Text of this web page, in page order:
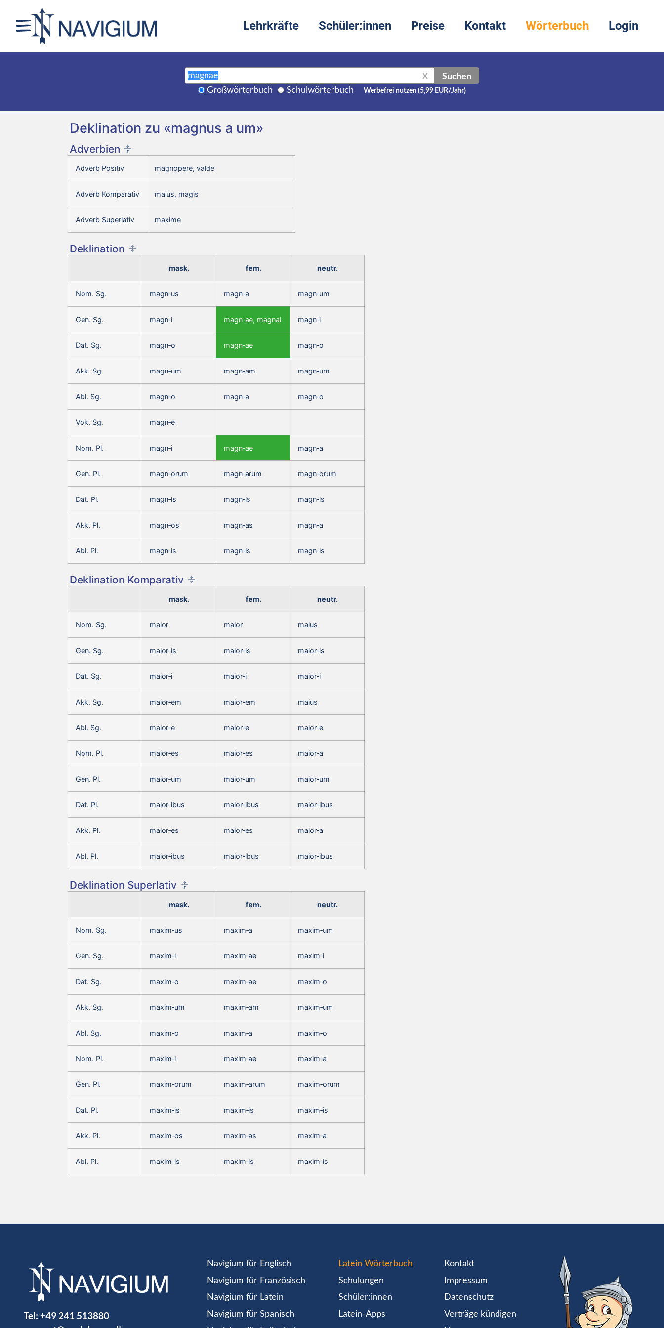
Lehrkräfte Schüler:innen Preise Kontakt Wörterbuch Login
X Suchen
Großwörterbuch Schulwörterbuch Werbefrei nutzen (5,99 EUR/Jahr)
Deklination zu «magnus a um»
Adverbien
Adverb Positiv magnopere, valde
Adverb Komparativ maius, magis
Adverb Superlativ maxime
Deklination
mask. fem. neutr.
Nom. Sg. magn‑us magn‑a magn‑um
Gen. Sg. magn‑i magn‑ae, magnai magn‑i
Dat. Sg. magn‑o magn‑ae magn‑o
Akk. Sg. magn‑um magn‑am magn‑um
Abl. Sg. magn‑o magn‑a magn‑o
Vok. Sg. magn‑e
Nom. Pl. magn‑i magn‑ae magn‑a
Gen. Pl. magn‑orum magn‑arum magn‑orum
Dat. Pl. magn‑is magn‑is magn‑is
Akk. Pl. magn‑os magn‑as magn‑a
Abl. Pl. magn‑is magn‑is magn‑is
Deklination Komparativ
mask. fem. neutr.
Nom. Sg. maior maior maius
Gen. Sg. maior‑is maior‑is maior‑is
Dat. Sg. maior‑i maior‑i maior‑i
Akk. Sg. maior‑em maior‑em maius
Abl. Sg. maior‑e maior‑e maior‑e
Nom. Pl. maior‑es maior‑es maior‑a
Gen. Pl. maior‑um maior‑um maior‑um
Dat. Pl. maior‑ibus maior‑ibus maior‑ibus
Akk. Pl. maior‑es maior‑es maior‑a
Abl. Pl. maior‑ibus maior‑ibus maior‑ibus
Deklination Superlativ
mask. fem. neutr.
Nom. Sg. maxim‑us maxim‑a maxim‑um
Gen. Sg. maxim‑i maxim‑ae maxim‑i
Dat. Sg. maxim‑o maxim‑ae maxim‑o
Akk. Sg. maxim‑um maxim‑am maxim‑um
Abl. Sg. maxim‑o maxim‑a maxim‑o
Nom. Pl. maxim‑i maxim‑ae maxim‑a
Gen. Pl. maxim‑orum maxim‑arum maxim‑orum
Dat. Pl. maxim‑is maxim‑is maxim‑is
Akk. Pl. maxim‑os maxim‑as maxim‑a
Abl. Pl. maxim‑is maxim‑is maxim‑is
Tel: +49 241 513880
Navigium für Englisch
Navigium für Französisch
Navigium für Latein
Navigium für Spanisch
Latein Wörterbuch
Schulungen
Schüler:innen
Latein-Apps
Kontakt
Impressum
Datenschutz
Verträge kündigen